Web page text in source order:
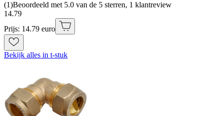
(1)Beoordeeld met 5.0 van de 5 sterren, 1 klantreview
14.79
Prijs: 14.79 euro
Bekijk alles in t-stuk